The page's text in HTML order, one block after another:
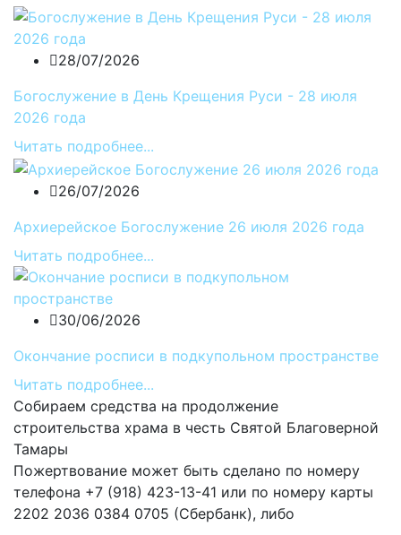
28/07/2026
Богослужение в День Крещения Руси - 28 июля
2026 года
Читать подробнее...
26/07/2026
Архиерейское Богослужение 26 июля 2026 года
Читать подробнее...
30/06/2026
Окончание росписи в подкупольном пространстве
Читать подробнее...
Собираем средства на продолжение
строительства храма в честь Святой Благоверной
Тамары
Пожертвование может быть сделано по номеру
телефона +7 (918) 423-13-41 или по номеру карты
2202 2036 0384 0705 (Сбербанк), либо